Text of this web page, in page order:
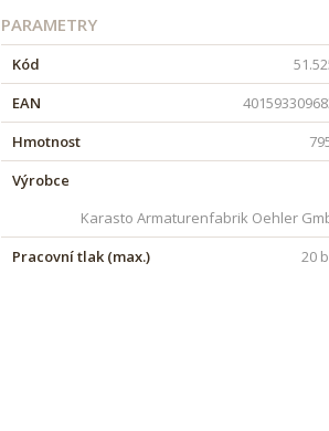
PARAMETRY
Kód
EAN
Hmotnost
Výrobce
Karasto Armaturenfabrik Oehler
Pracovní tlak (max.)
20